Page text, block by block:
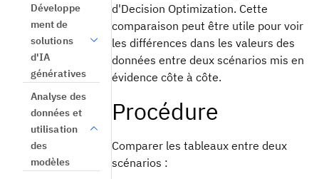
Développe
ment de
solutions
d'IA
génératives
Analyse des
données et
utilisation
des
modèles
d'Decision Optimization. Cette
comparaison peut être utile pour voir
les différences dans les valeurs des
données entre deux scénarios mis en
évidence côte à côte.
Procédure
Comparer les tableaux entre deux
scénarios :